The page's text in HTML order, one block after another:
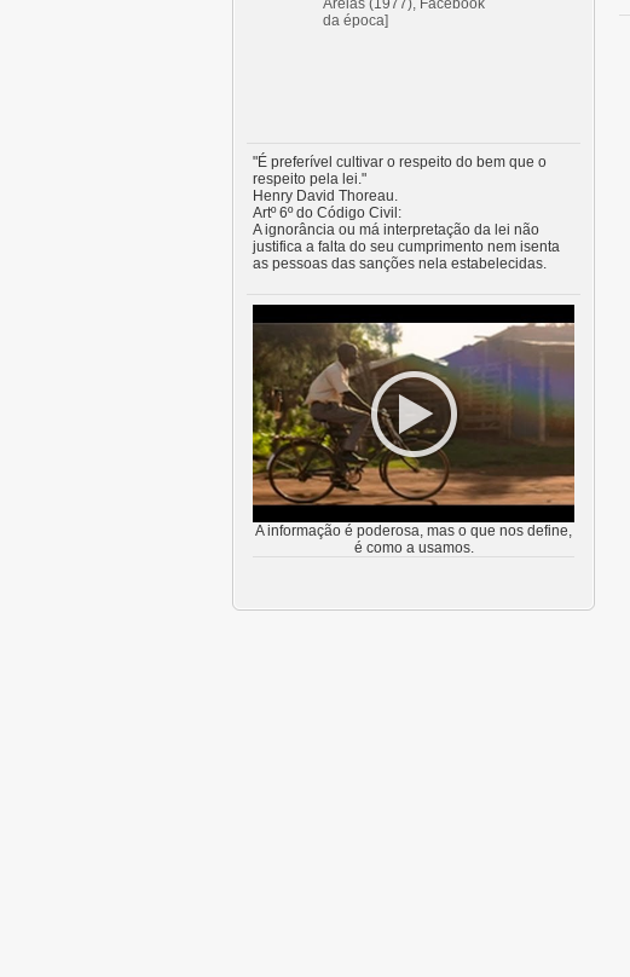
"É preferível cultivar o respeito do bem que o
respeito pela lei."
Henry David Thoreau.
Artº 6º do Código Civil:
A ignorância ou má interpretação da lei não
justifica a falta do seu cumprimento nem isenta
as pessoas das sanções nela estabelecidas.
A informação é poderosa, mas o que nos define,
é como a usamos.